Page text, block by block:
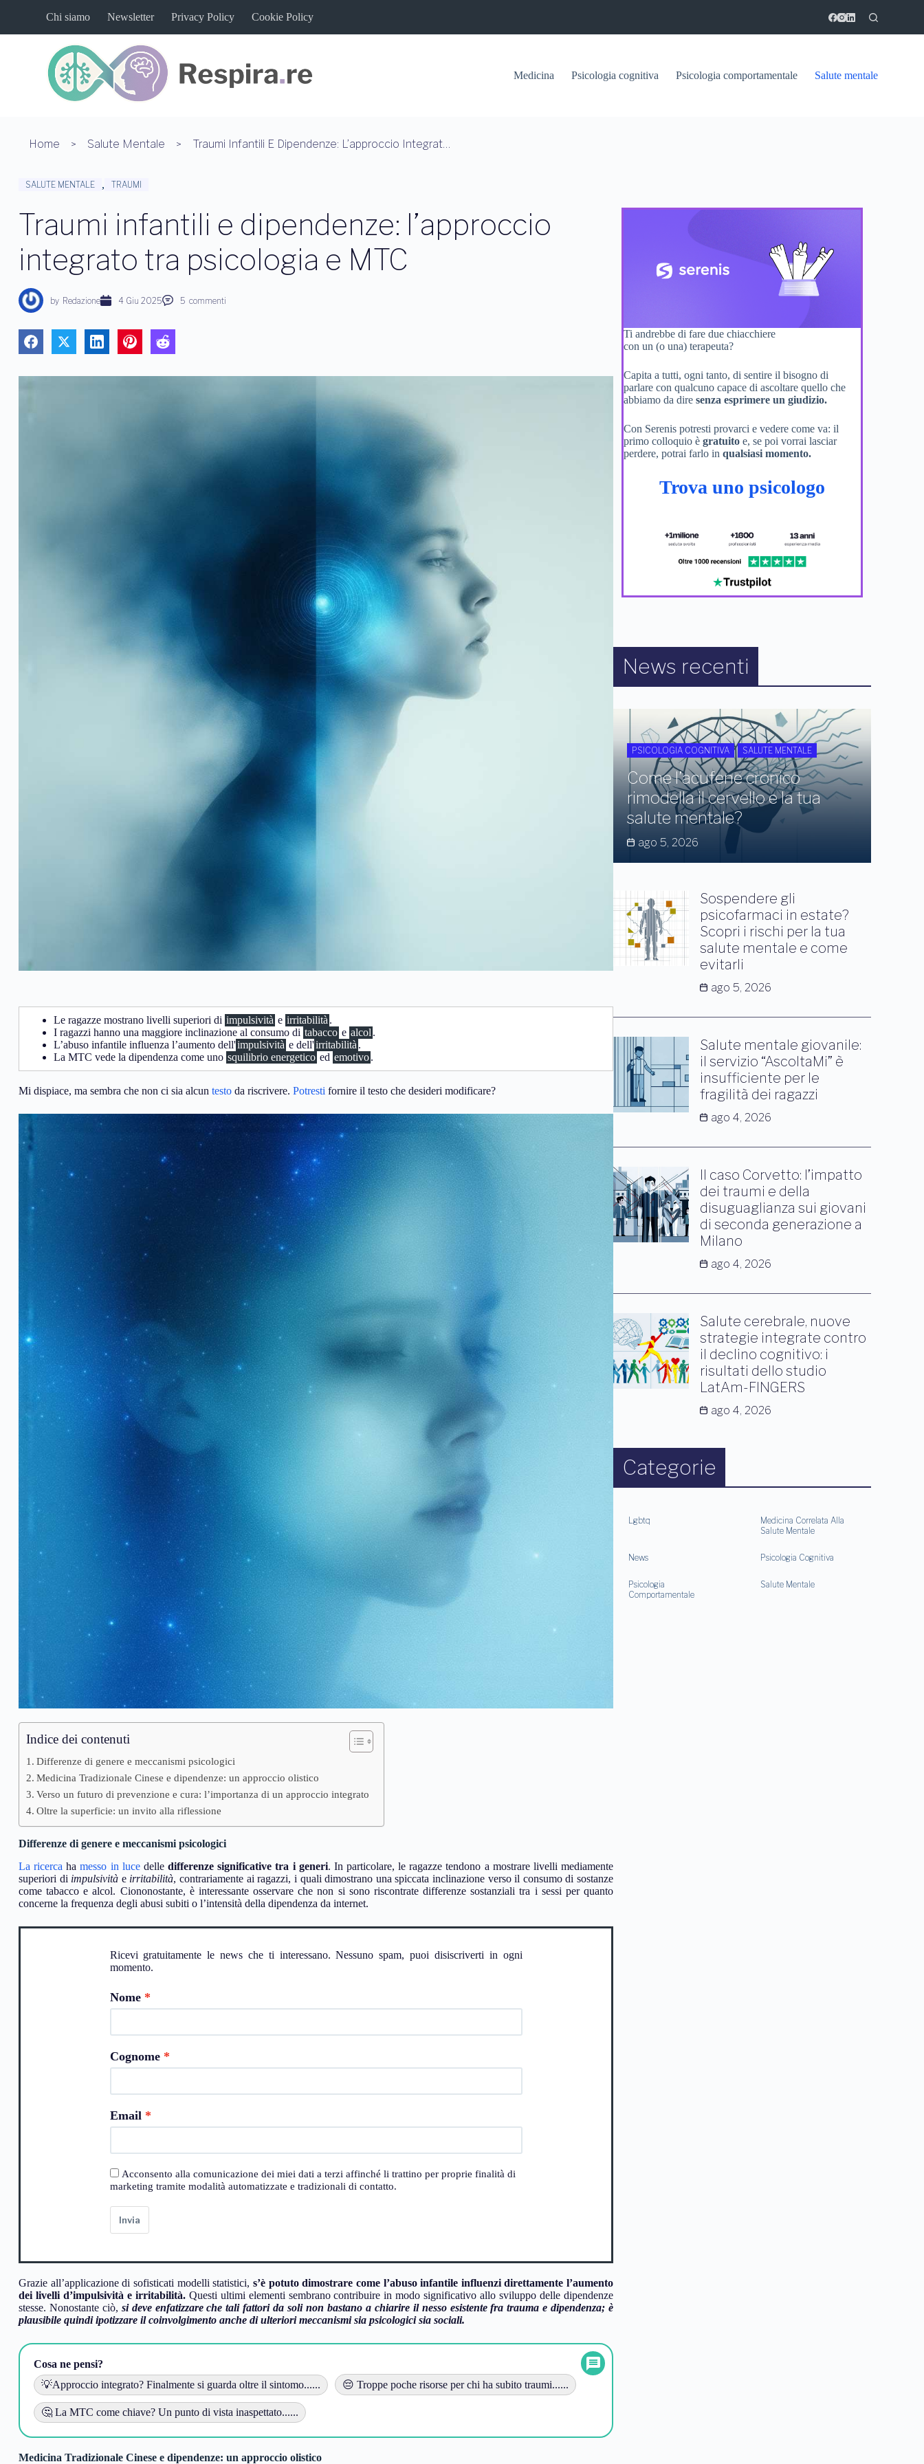
l
Chi siamo Newsletter Privacy Policy Cookie Policy
Medicina Psicologia cognitiva Psicologia comportamentale Salute mentale
Home Salute Mentale Traumi Infantili E Dipendenze: L’approccio Integrato Tra Psicologia E MTC
SALUTE MENTALE , TRAUMI
Traumi infantili e dipendenze: l’approccio
integrato tra psicologia e MTC
by Redazione 4 Giu 2025 5 commenti
Le ragazze mostrano livelli superiori di impulsività e irritabilità .
I ragazzi hanno una maggiore inclinazione al consumo di tabacco e alcol .
L’abuso infantile influenza l’aumento dell'impulsività e dell'irritabilità .
La MTC vede la dipendenza come uno squilibrio energetico ed emotivo.
Mi dispiace, ma sembra che non ci sia alcun testo da riscrivere. Potresti fornire il testo che desideri modificare?
Indice dei contenuti
Differenze di genere e meccanismi psicologici
Medicina Tradizionale Cinese e dipendenze: un approccio olistico
Verso un futuro di prevenzione e cura: l’importanza di un approccio integrato
Oltre la superficie: un invito alla riflessione
Differenze di genere e meccanismi psicologici
La ricerca hamesso in lucedelledifferenze significative tra i generi. In particolare, le ragazze tendono a mostrare livelli mediamente
superiori di impulsività e irritabilità, contrariamente ai ragazzi, i quali dimostrano una spiccata inclinazione verso il consumo di sostanze
come tabacco e alcol. Ciononostante, è interessante osservare che non si sono riscontrate differenze sostanziali tra i sessi per quanto
concerne la frequenza degli abusi subiti o l’intensità della dipendenza da internet.
Ricevi gratuitamente le news che ti interessano. Nessuno spam, puoi disiscriverti in ogni
momento.
Nome
Cognome
Email
Acconsento alla comunicazione dei miei dati a terzi affinché li trattino per proprie finalità di
marketing tramite modalità automatizzate e tradizionali di contatto.
Invia
Grazie all’applicazione di sofisticati modelli statistici, s’è potuto dimostrare come l’abuso infantile influenzi direttamente l’aumento
dei livelli d’impulsività e irritabilità.Questi ultimi elementi sembrano contribuire in modo significativo allo sviluppo delle dipendenze
stesse. Nonostante ciò, si deve enfatizzare che tali fattori da soli non bastano a chiarire il nesso esistente fra trauma e dipendenza; è
plausibile quindi ipotizzare il coinvolgimento anche di ulteriori meccanismi sia psicologici sia sociali.
Cosa ne pensi?
💡Approccio integrato? Finalmente si guarda oltre il sintomo......
😔 Troppe poche risorse per chi ha subito traumi......
🤔 La MTC come chiave? Un punto di vista inaspettato......
Medicina Tradizionale Cinese e dipendenze: un approccio olistico
Ti andrebbe di fare due chiacchiere
con un (o una) terapeuta?
Capita a tutti, ogni tanto, di sentire il bisogno di
parlare con qualcuno capace di ascoltare quello che
abbiamo da diresenza esprimere un giudizio.
Con Serenis potresti provarci e vedere come va: il
primo colloquio ègratuito e, se poi vorrai lasciar
perdere, potrai farlo inqualsiasi momento.
Trova uno psicologo
News recenti
PSICOLOGIA COGNITIVA SALUTE MENTALE
Come l’acufene cronico
rimodella il cervello e la tua
salute mentale?
ago 5, 2026
Sospendere gli
psicofarmaci in estate?
Scopri i rischi per la tua
salute mentale e come
evitarli
ago 5, 2026
Salute mentale giovanile:
il servizio “AscoltaMi” è
insufficiente per le
fragilità dei ragazzi
ago 4, 2026
Il caso Corvetto: l’impatto
dei traumi e della
disuguaglianza sui giovani
di seconda generazione a
Milano
ago 4, 2026
Salute cerebrale, nuove
strategie integrate contro
il declino cognitivo: i
risultati dello studio
LatAm-FINGERS
ago 4, 2026
Categorie
Lgbtq
Medicina Correlata Alla
Salute Mentale
News Psicologia Cognitiva
Psicologia
Comportamentale
Salute Mentale